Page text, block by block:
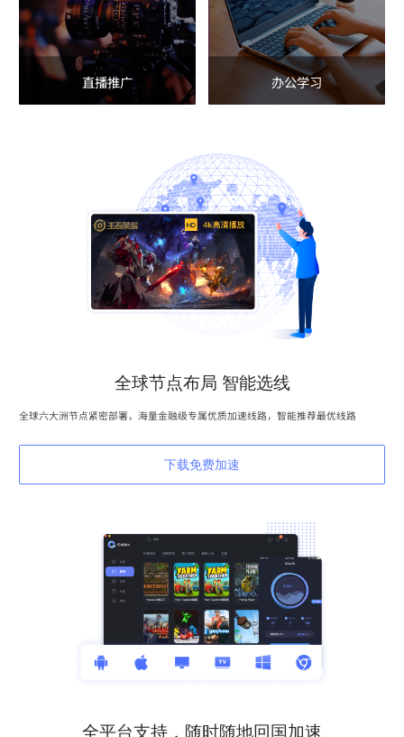
直播推广 办公学习
全球节点布局 智能选线
全球六大洲节点紧密部署，海量金融级专属优质加速线路，智能推荐最优线路
下载免费加速
全平台支持，随时随地回国加速